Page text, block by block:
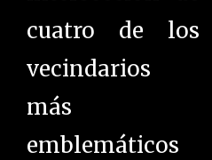
cuatro de los
vecindarios
más
emblemáticos